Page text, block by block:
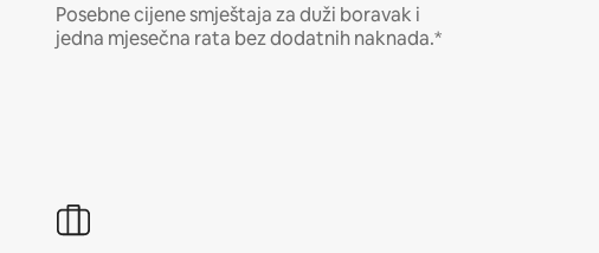
Posebne cijene smještaja za duži boravak i
jedna mjesečna rata bez dodatnih naknada.*